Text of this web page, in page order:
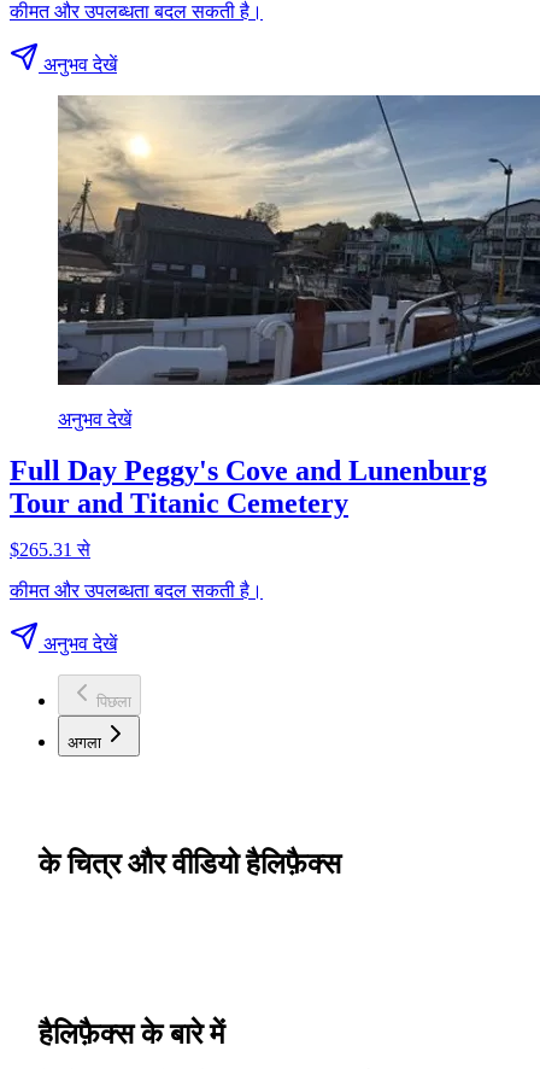
कीमत और उपलब्धता बदल सकती है।
अनुभव देखें
अनुभव देखें
Full Day Peggy's Cove and Lunenburg
Tour and Titanic Cemetery
$265.31 से
कीमत और उपलब्धता बदल सकती है।
अनुभव देखें
पिछला
अगला
के चित्र और वीडियो हैलिफ़ैक्स
हैलिफ़ैक्स के बारे में